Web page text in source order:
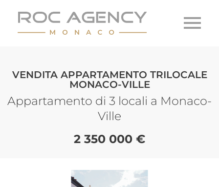
VENDITA APPARTAMENTO TRILOCALE
MONACO-VILLE
Appartamento di 3 locali a Monaco-
Ville
2 350 000 €